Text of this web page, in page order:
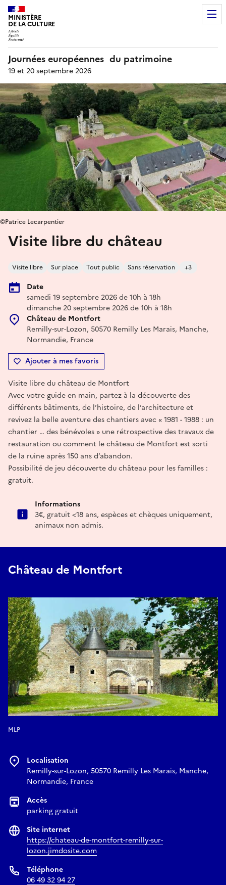
MINISTÈRE
DE LA CULTURE
Journées européennes du patrimoine
19 et 20 septembre 2026
Visite libre du château
Visite libre Sur place Tout public Sans réservation +3
Date
samedi 19 septembre 2026 de 10h à 18h
dimanche 20 septembre 2026 de 10h à 18h
Château de Montfort
Remilly-sur-Lozon, 50570 Remilly Les Marais, Manche,
Normandie, France
Ajouter à mes favoris
©Patrice Lecarpentier
Visite libre du château de Montfort
Avec votre guide en main, partez à la découverte des
différents bâtiments, de l’histoire, de l’architecture et
revivez la belle aventure des chantiers avec « 1981 - 1988 : un
chantier … des bénévoles » une rétrospective des travaux de
restauration ou comment le château de Montfort est sorti
de la ruine après 150 ans d’abandon.
Possibilité de jeu découverte du château pour les familles :
gratuit.
Informations
3€, gratuit <18 ans, espèces et chèques uniquement,
animaux non admis.
Château de Montfort
MLP
Localisation
Remilly-sur-Lozon, 50570 Remilly Les Marais, Manche,
Normandie, France
Accès
parking gratuit
Site internet
https://chateau-de-montfort-remilly-sur-
lozon.jimdosite.com
Téléphone
06 49 32 94 27